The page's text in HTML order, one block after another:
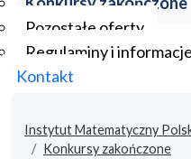
Pozostałe oferty
Regulaminy i informacje
Kontakt
Instytut Matematyczny
Konkursy zakończone